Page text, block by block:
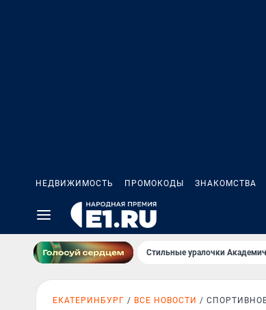
НЕДВИЖИМОСТЬ ПРОМОКОДЫ ЗНАКОМСТВА
Стильные уралочки
ЕКАТЕРИНБУРГ ВСЕ НОВОСТИ